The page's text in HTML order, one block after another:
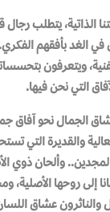
الذاتية، يتطلب
الغد بأفقهم
ويتعرفون
التي نحن فيها.
الجمال نحو آفاق
والقديرة التي
وألحان ذوي
إلى روحها الأصلية،
والناثرون عشاق